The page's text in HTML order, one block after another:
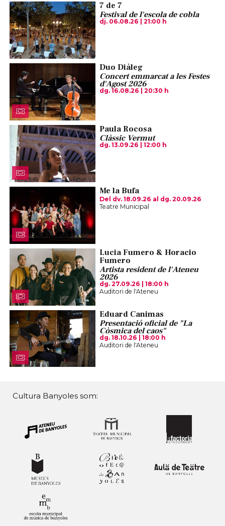
7 de 7
Festival de l'escola de cobla
dj. 06.08.26 21:00 h
Duo Diàleg
Concert emmarcat a les Festes
d'Agost 2026
dg. 16.08.26 20:30 h
Paula Rocosa
Clàssic Vermut
dg. 13.09.26 12:00 h
Me la Bufa
Del dv. 18.09.26 al dg. 20.09.26
Teatre Municipal
Lucia Fumero & Horacio
Fumero
Artista resident de l'Ateneu
2026
dg. 27.09.26
18:00 h
Auditori de l'Ateneu
Eduard Canimas
Presentació oficial de "La
Còsmica del caos"
dg. 18.10.26 | 18:00 h
Auditori de l'Ateneu
Cultura Banyoles som: